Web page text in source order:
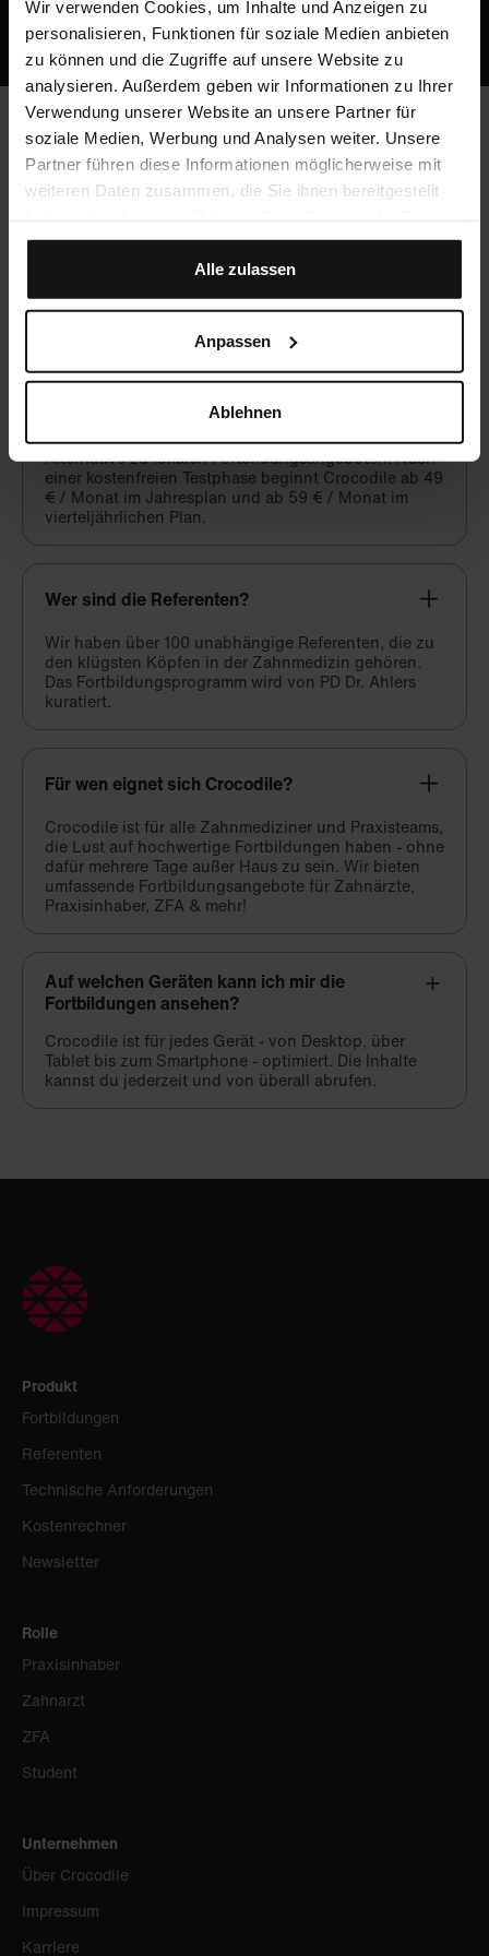
Wir verwenden Cookies, um Inhalte und Anzeigen zu
personalisieren, Funktionen für soziale Medien anbieten
zu können und die Zugriffe auf unsere Website zu
analysieren. Außerdem geben wir Informationen zu Ihrer
Verwendung unserer Website an unsere Partner für
soziale Medien, Werbung und Analysen weiter. Unsere
Partner führen diese Informationen möglicherweise mit
weiteren Daten zusammen, die Sie ihnen bereitgestellt
gesammelt haben.
Alle zulassen
Anpassen
Ablehnen
Oder ruf uns an: +49 5251 / 54481-0
Häufig gestellte Fragen
Ja, du kannst mit Crocodile unbegrenzt CME-Punkte
sammeln!
Crocodile ist eine hochwertige, aber preiswerte
Alternative zu lokalen Fortbildungsangeboten. Nach
einer kostenfreien Testphase beginnt Crocodile ab 49
€ / Monat im Jahresplan und ab 59 € / Monat im
vierteljährlichen Plan.
Wer sind die Referenten?
Wir haben über 100 unabhängige Referenten, die zu
den klügsten Köpfen in der Zahnmedizin gehören.
Das Fortbildungsprogramm wird von PD Dr. Ahlers
kuratiert.
Für wen eignet sich Crocodile?
Crocodile ist für alle Zahnmediziner und Praxisteams,
die Lust auf hochwertige Fortbildungen haben - ohne
dafür mehrere Tage außer Haus zu sein. Wir bieten
umfassende Fortbildungsangebote für Zahnärzte,
Praxisinhaber, ZFA & mehr!
Auf welchen Geräten kann ich mir die
Fortbildungen ansehen?
Crocodile ist für jedes Gerät - von Desktop, über
Tablet bis zum Smartphone - optimiert. Die Inhalte
kannst du jederzeit und von überall abrufen.
Produkt
Fortbildungen
Referenten
Technische Anforderungen
Kostenrechner
Newsletter
Rolle
Praxisinhaber
Zahnarzt
ZFA
Student
Unternehmen
Über Crocodile
Impressum
Karriere